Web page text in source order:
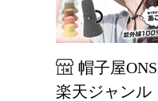
帽子屋
楽天ジャンル